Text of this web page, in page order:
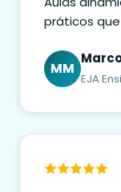
práticos
MM
EJA